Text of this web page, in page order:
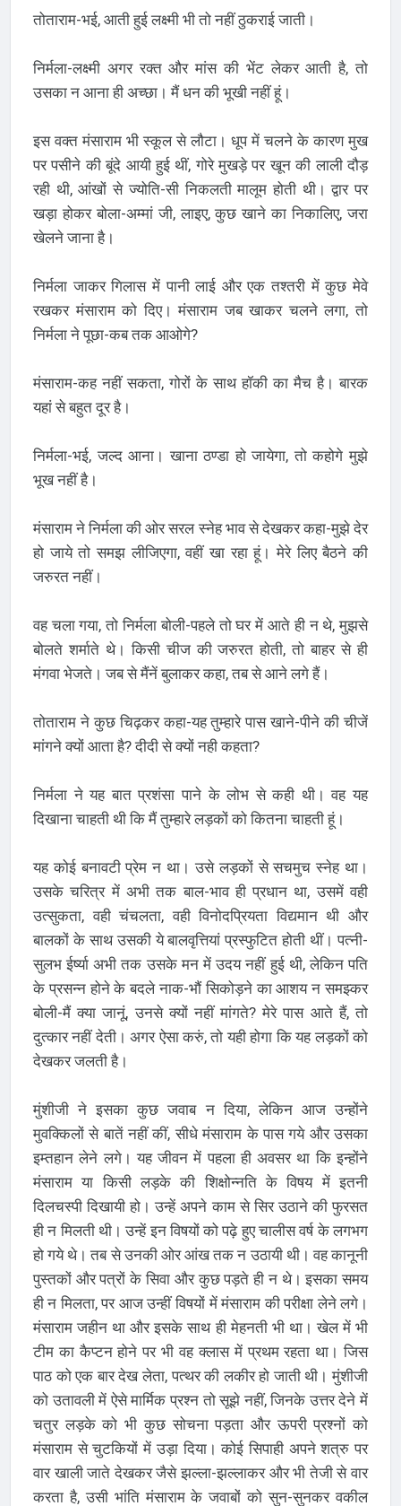
तोताराम-भई, आती हुई लक्ष्मी भी तो नहीं ठुकराई जाती।
निर्मला-लक्ष्मी अगर रक्त और मांस की भेंट लेकर आती है, तो
उसका न आना ही अच्छा। मैं धन की भूखी नहीं हूं।
इस वक्त मंसाराम भी स्कूल से लौटा। धूप में चलने के कारण मुख
पर पसीने की बूंदे आयी हुई थीं, गोरे मुखड़े पर खून की लाली दौड़
रही थी, आंखों से ज्योति-सी निकलती मालूम होती थी। द्वार पर
खड़ा होकर बोला-अम्मां जी, लाइए, कुछ खाने का निकालिए, जरा
खेलने जाना है।
निर्मला जाकर गिलास में पानी लाई और एक तश्तरी में कुछ मेवे
रखकर मंसाराम को दिए। मंसाराम जब खाकर चलने लगा, तो
निर्मला ने पूछा-कब तक आओगे?
मंसाराम-कह नहीं सकता, गोरों के साथ हॉकी का मैच है। बारक
यहां से बहुत दूर है।
निर्मला-भई, जल्द आना। खाना ठण्डा हो जायेगा, तो कहोगे मुझे
भूख नहीं है।
मंसाराम ने निर्मला की ओर सरल स्नेह भाव से देखकर कहा-मुझे देर
हो जाये तो समझ लीजिएगा, वहीं खा रहा हूं। मेरे लिए बैठने की
जरुरत नहीं।
वह चला गया, तो निर्मला बोली-पहले तो घर में आते ही न थे, मुझसे
बोलते शर्माते थे। किसी चीज की जरुरत होती, तो बाहर से ही
मंगवा भेजते। जब से मैंनें बुलाकर कहा, तब से आने लगे हैं।
तोताराम ने कुछ चिढ़कर कहा-यह तुम्हारे पास खाने-पीने की चीजें
मांगने क्यों आता है? दीदी से क्यों नही कहता?
निर्मला ने यह बात प्रशंसा पाने के लोभ से कही थी। वह यह
दिखाना चाहती थी कि मैं तुम्हारे लड़कों को कितना चाहती हूं।
यह कोई बनावटी प्रेम न था। उसे लड़कों से सचमुच स्नेह था।
उसके चरित्र में अभी तक बाल-भाव ही प्रधान था, उसमें वही
उत्सुकता, वही चंचलता, वही विनोदप्रियता विद्यमान थी और
बालकों के साथ उसकी ये बालवृत्तियां प्रस्फुटित होती थीं। पत्नी-
सुलभ ईर्ष्या अभी तक उसके मन में उदय नहीं हुई थी, लेकिन पति
के प्रसन्न होने के बदले नाक-भौं सिकोड़ने का आशय न समझ्कर
बोली-मैं क्या जानूं, उनसे क्यों नहीं मांगते? मेरे पास आते हैं, तो
दुत्कार नहीं देती। अगर ऐसा करुं, तो यही होगा कि यह लड़कों को
देखकर जलती है।
मुंशीजी ने इसका कुछ जवाब न दिया, लेकिन आज उन्होंने
मुवक्किलों से बातें नहीं कीं, सीधे मंसाराम के पास गये और उसका
इम्तहान लेने लगे। यह जीवन में पहला ही अवसर था कि इन्होंने
मंसाराम या किसी लड़के की शिक्षोन्नति के विषय में इतनी
दिलचस्पी दिखायी हो। उन्हें अपने काम से सिर उठाने की फुरसत
ही न मिलती थी। उन्हें इन विषयों को पढ़े हुए चालीस वर्ष के लगभग
हो गये थे। तब से उनकी ओर आंख तक न उठायी थी। वह कानूनी
पुस्तकों और पत्रों के सिवा और कुछ पड़ते ही न थे। इसका समय
ही न मिलता, पर आज उन्हीं विषयों में मंसाराम की परीक्षा लेने लगे।
मंसाराम जहीन था और इसके साथ ही मेहनती भी था। खेल में भी
टीम का कैप्टन होने पर भी वह क्लास में प्रथम रहता था। जिस
पाठ को एक बार देख लेता, पत्थर की लकीर हो जाती थी। मुंशीजी
को उतावली में ऐसे मार्मिक प्रश्न तो सूझे नहीं, जिनके उत्तर देने में
चतुर लड़के को भी कुछ सोचना पड़ता और ऊपरी प्रश्नों को
मंसाराम से चुटकियों में उड़ा दिया। कोई सिपाही अपने शत्रु पर
वार खाली जाते देखकर जैसे झल्ला-झल्लाकर और भी तेजी से वार
करता है, उसी भांति मंसाराम के जवाबों को सुन-सुनकर वकील